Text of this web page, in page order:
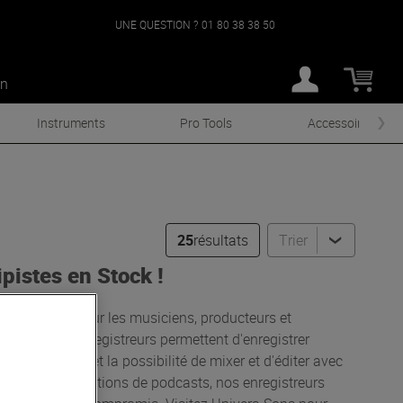
UNE QUESTION ? 01 80 38 38 50
Instruments Pro Tools Accessoires
25résultats Trier
en Stock !
parfaits pour les musiciens, producteurs et
Ces enregistreurs permettent d'enregistrer
et la possibilité de mixer et d'éditer avec
live et les créations de podcasts, nos enregistreurs